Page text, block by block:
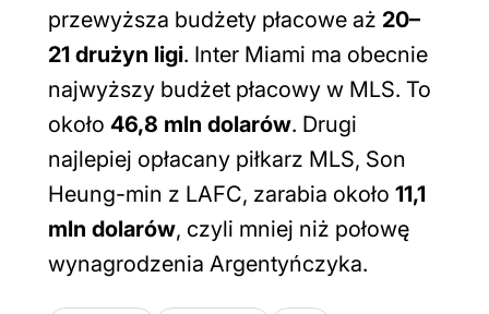
przewyższa budżety płacowe aż 20–
21 drużyn ligi. Inter Miami ma obecnie
najwyższy budżet płacowy w MLS. To
około 46,8 mln dolarów. Drugi
najlepiej opłacany piłkarz MLS, Son
Heung-min z LAFC, zarabia około 11,1
mln dolarów, czyli mniej niż połowę
wynagrodzenia Argentyńczyka.